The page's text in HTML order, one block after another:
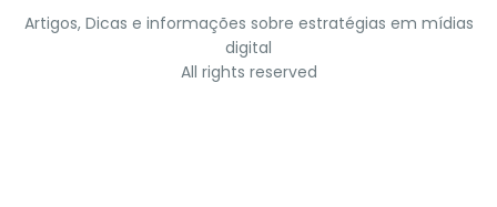
Artigos, Dicas e informações sobre estratégias em mídias
digital
All rights reserved